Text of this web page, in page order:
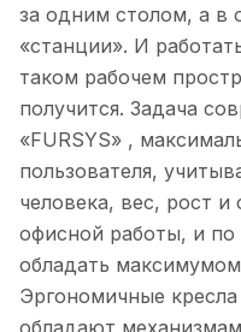
за одним столом, а в
«станции». И
таком рабочем
получится. Задача
«FURSYS» ,
пользователя,
человека, вес, рост и
офисной работы, и
обладать
Эргономичные
обладают